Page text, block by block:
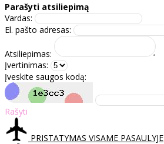
Parašyti atsiliepimą
Vardas:
El. pašto adresas:
Atsiliepimas:
Įvertinimas:
Įveskite saugos kodą:
Rašyti
PRISTATYMAS VISAME PASAULYJE